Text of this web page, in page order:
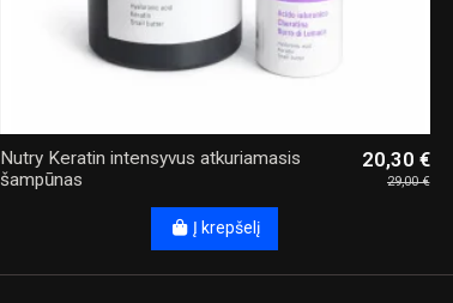
Nutry Keratin intensyvus atkuriamasis
šampūnas
20,30 €
29,00 €
Į krepšelį